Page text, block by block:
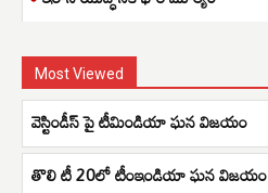
Most Viewed
వెస్టిండీస్ పై టీమిండియా ఘన విజయం
తొలి టీ 20లో టీంఇండియా ఘన విజయం